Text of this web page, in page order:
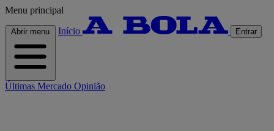
Menu principal
Abrir menu Início Entrar
Últimas Mercado Opinião